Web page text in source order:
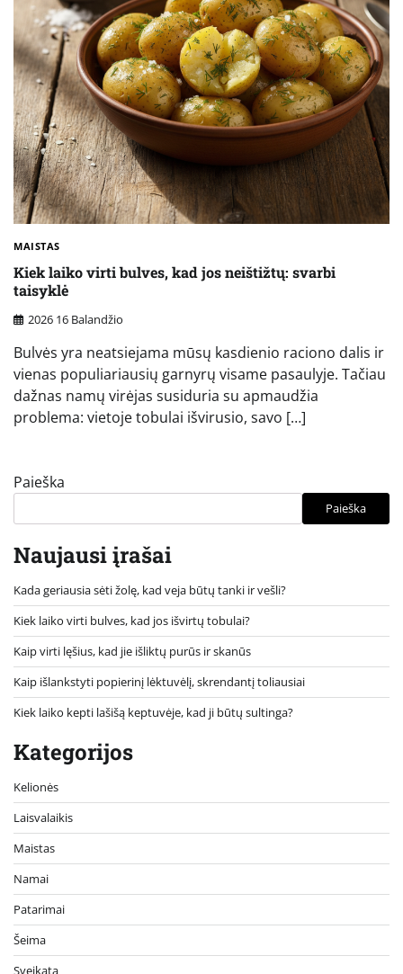
MAISTAS
Kiek laiko virti bulves, kad jos neištižtų: svarbi
taisyklė
2026 16 Balandžio
Bulvės yra neatsiejama mūsų kasdienio raciono dalis ir
vienas populiariausių garnyrų visame pasaulyje. Tačiau
dažnas namų virėjas susiduria su apmaudžia
problema: vietoje tobulai išvirusio, savo […]
Paieška
Paieška
Naujausi įrašai
Kada geriausia sėti žolę, kad veja būtų tanki ir vešli?
Kiek laiko virti bulves, kad jos išvirtų tobulai?
Kaip virti lęšius, kad jie išliktų purūs ir skanūs
Kaip išlankstyti popierinį lėktuvėlį, skrendantį toliausiai
Kiek laiko kepti lašišą keptuvėje, kad ji būtų sultinga?
Kategorijos
Kelionės
Laisvalaikis
Maistas
Namai
Patarimai
Šeima
Sveikata